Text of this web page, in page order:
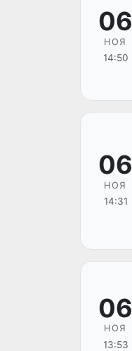
06
НОЯ
14:50
06
НОЯ
14:31
06
НОЯ
13:53